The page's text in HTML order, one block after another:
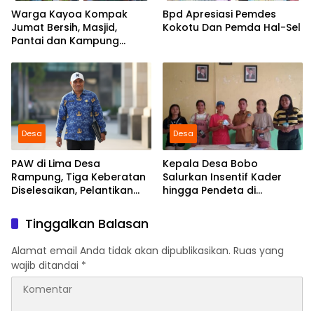
Warga Kayoa Kompak
Jumat Bersih, Masjid,
Pantai dan Kampung
Bpd Apresiasi Pemdes
Kokotu Dan Pemda Hal-Sel
Desa
PAW di Lima Desa
Rampung, Tiga Keberatan
Diselesaikan, Pelantikan
Desa
Kepala Desa Bobo
Salurkan Insentif Kader
hingga Pendeta di
Tinggalkan Balasan
Alamat email Anda tidak akan dipublikasikan. Ruas yang
wajib ditandai *